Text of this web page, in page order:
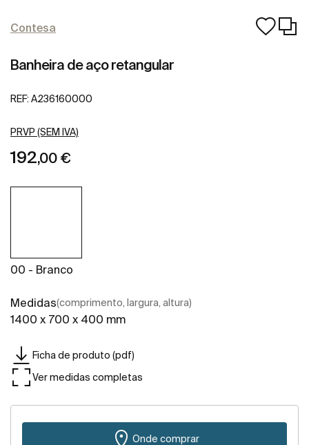
Contesa
Banheira de aço retangular
REF: A236160000
PRVP (SEM IVA)
192,00 €
00 - Branco
Medidas(comprimento, largura, altura)
1400 x 700 x 400 mm
Ficha de produto (pdf)
Ver medidas completas
Onde comprar